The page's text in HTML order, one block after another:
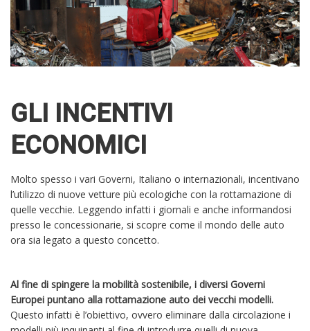
GLI INCENTIVI
ECONOMICI
Molto spesso i vari Governi, Italiano o internazionali, incentivano
l’utilizzo di nuove vetture più ecologiche con la rottamazione di
quelle vecchie. Leggendo infatti i giornali e anche informandosi
presso le concessionarie, si scopre come il mondo delle auto
ora sia legato a questo concetto.
Al fine di spingere la mobilità sostenibile, i diversi Governi
Europei puntano alla rottamazione auto dei vecchi modelli.
Questo infatti è l’obiettivo, ovvero eliminare dalla circolazione i